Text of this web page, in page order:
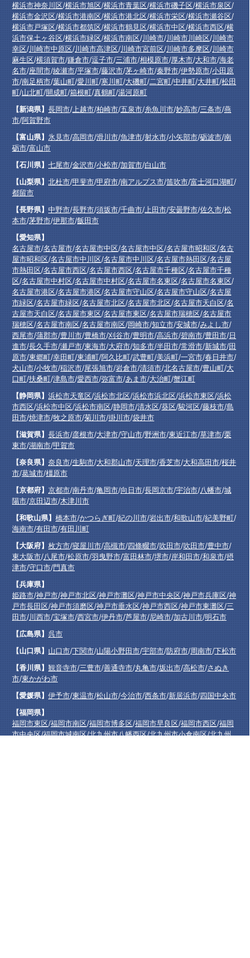
横浜市神奈川区/横浜市旭区/横浜市青葉区/横浜市磯子区/横浜市泉区/
横浜市金沢区/横浜市港南区/横浜市港北区/横浜市栄区/横浜市瀬谷区/
横浜市戸塚区/横浜市都筑区/横浜市鶴見区/横浜市中区/横浜市西区/横
浜市保土ヶ谷区/横浜市緑区/横浜市南区/川崎市/川崎市川崎区/川崎市
幸区/川崎市中原区/川崎市高津区/川崎市宮前区/川崎市多摩区/川崎市
麻生区/横須賀市/鎌倉市/逗子市/三浦市/相模原市/厚木市/大和市/海老
名市/座間市/綾瀬市/平塚市/藤沢市/茅ヶ崎市/秦野市/伊勢原市/小田原
市/南足柄市/葉山町/愛川町/寒川町/大磯町/二宮町/中井町/大井町/松田
町/山北町/開成町/箱根町/真鶴町/湯河原町
【新潟県】長岡市/上越市/柏崎市/五泉市/糸魚川市/妙高市/三条市/燕
市/阿賀野市
【富山県】氷見市/高岡市/滑川市/魚津市/射水市/小矢部市/砺波市/南
砺市/富山市
【石川県】七尾市/金沢市/小松市/加賀市/白山市
【山梨県】北杜市/甲斐市/甲府市/南アルプス市/笛吹市/富士河口湖町/
都留市
【長野県】中野市/長野市/須坂市/千曲市/上田市/安曇野市/佐久市/松
本市/茅野市/伊那市/飯田市
【愛知県】
名古屋市/名古屋市/名古屋市中区/名古屋市中区/名古屋市昭和区/名古
屋市昭和区/名古屋市中川区/名古屋市中川区/名古屋市熱田区/名古屋
市熱田区/名古屋市西区/名古屋市西区/名古屋市千種区/名古屋市千種
区/名古屋市中村区/名古屋市中村区/名古屋市名東区/名古屋市名東区/
名古屋市港区/名古屋市港区/名古屋市守山区/名古屋市守山区/名古屋
市緑区/名古屋市緑区/名古屋市北区/名古屋市北区/名古屋市天白区/名
古屋市天白区/名古屋市東区/名古屋市東区/名古屋市瑞穂区/名古屋市
瑞穂区/名古屋市南区/名古屋市南区/岡崎市/知立市/安城市/みよし市/
西尾市/蒲郡市/豊川市/豊橋市/刈谷市/豊明市/高浜市/碧南市/豊田市/日
進市/長久手市/瀬戸市/東海市/大府市/知多市/半田市/常滑市/新城市/田
原市/東郷町/幸田町/東浦町/阿久比町/武豊町/美浜町/一宮市/春日井市/
犬山市/小牧市/稲沢市/尾張旭市/岩倉市/清須市/北名古屋市/豊山町/大
口町/扶桑町/津島市/愛西市/弥富市/あま市/大治町/蟹江町
【静岡県】浜松市天竜区/浜松市北区/浜松市浜北区/浜松市東区/浜松
市西区/浜松市中区/浜松市南区/静岡市/清水区/葵区/駿河区/藤枝市/島
田市/焼津市/牧之原市/菊川市/掛川市/袋井市
【滋賀県】長浜市/彦根市/大津市/守山市/野洲市/東近江市/草津市/栗
東市/湖南市/甲賀市
【奈良県】奈良市/生駒市/大和郡山市/天理市/香芝市/大和高田市/桜井
市/葛城市/橿原市
【京都府】京都市/南丹市/亀岡市/向日市/長岡京市/宇治市/八幡市/城
陽市/京田辺市/木津川市
【和歌山県】橋本市/かつらぎ町/紀の川市/岩出市/和歌山市/紀美野町/
海南市/有田市/有田川町
【大阪府】枚方市/寝屋川市/高槻市/四條畷市/吹田市/吹田市/豊中市/
東大阪市/八尾市/松原市/羽曳野市/富田林市/堺市/岸和田市/和泉市/摂
津市/守口市/門真市
【兵庫県】
姫路市/神戸市/神戸市北区/神戸市灘区/神戸市中央区/神戸市兵庫区/神
戸市長田区/神戸市須磨区/神戸市垂水区/神戸市西区/神戸市東灘区/三
田市/川西市/宝塚市/西宮市/伊丹市/芦屋市/尼崎市/加古川市/明石市
【広島県】呉市
【山口県】山口市/下関市/山陽小野田市/宇部市/防府市/周南市/下松市
【香川県】観音寺市/三豊市/善通寺市/丸亀市/坂出市/高松市/さぬき
市/東かがわ市
【愛媛県】伊予市/東温市/松山市/今治市/西条市/新居浜市/四国中央市
【福岡県】
福岡市東区/福岡市南区/福岡市博多区/福岡市早良区/福岡市西区/福岡
市中央区/福岡市城南区/北九州市八幡西区/北九州市小倉南区/北九州